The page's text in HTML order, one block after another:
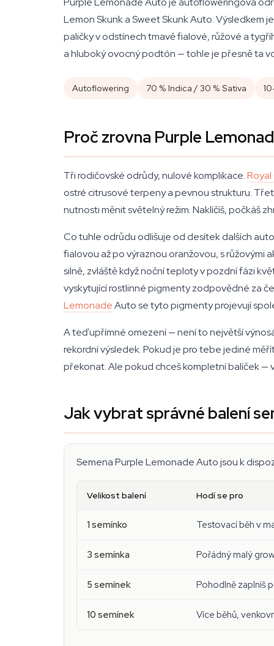
Lemon Skunk a Sweet Skunk Auto. Výsledkem
paličky v odstínech tmavě fialové, růžové a
a hluboký ovocný podtón — tohle je přesně ta
Autoflowering 70 % Indica / 30 % Sativa
Proč zrovna Purple
Tři rodičovské odrůdy, nulové komplikace.
ostré citrusové terpeny a pevnou strukturu.
nutnosti měnit světelný režim. Naklíčíš, počkáš
Co tuhle odrůdu odlišuje od desítek dalších
fialovou až po výraznou oranžovou, s růžovými
silně, zvláště když noční teploty v pozdní fázi
vyskytující rostlinné pigmenty zodpovědné za
LemonadeAuto se tyto pigmenty projevují
A teď upřímné omezení — není to největší
rekordní výsledek. Pokud je pro tebe jediné
překonat. Ale pokud chceš kompletní balíček —
Jak vybrat správné balení
Semena Purple Lemonade Auto jsou k
Velikost balení Hodí se pro
1 semínko Testovací běh v
3 semínka Pořádný malý
5 semínek Pohodlně zaplníš
10 semínek Více běhů,